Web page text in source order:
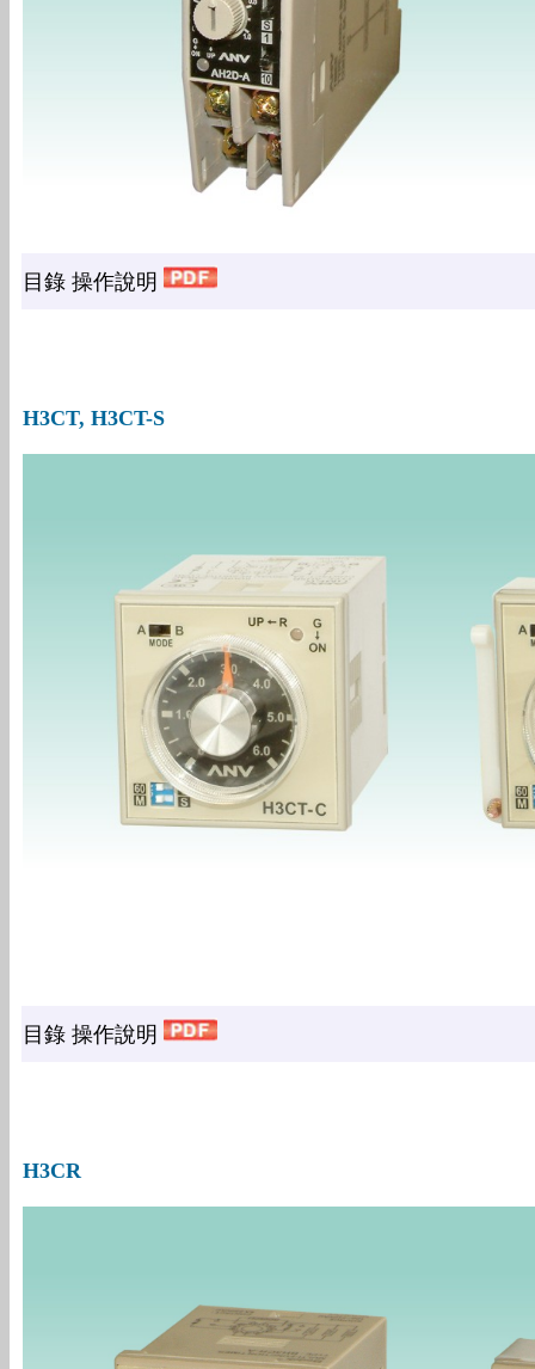
目錄 操作說明
H3CT, H3CT-S
目錄 操作說明
H3CR